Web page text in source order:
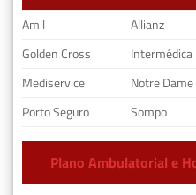
Amil
Allianz
Golden Cross
Intermédica
Mediservice
Notre Dame
Porto Seguro
Sompo
Plano Ambulatorial e